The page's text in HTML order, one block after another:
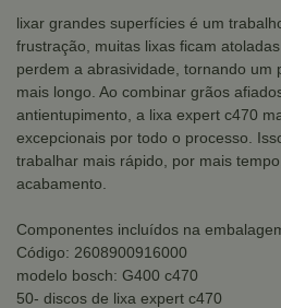
lixar grandes superfícies é um
frustração, muitas lixas ficam
perdem a abrasividade, tornando um
mais longo. Ao combinar grãos
antientupimento, a lixa expert c470
excepcionais por todo o processo.
trabalhar mais rápido, por mais
acabamento.
Componentes incluídos na
Código: 2608900916000
modelo bosch: G400 c470
50- discos de lixa expert c470